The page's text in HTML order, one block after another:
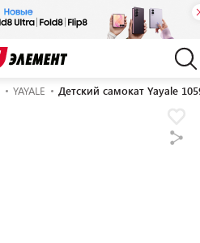
YAYALE Детский самокат Yayale